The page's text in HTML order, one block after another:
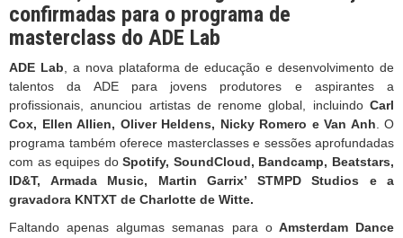
confirmadas para o programa de
masterclass do ADE Lab
ADE Lab , a nova plataforma de educação e desenvolvimento de
talentos da ADE para jovens produtores e aspirantes a
profissionais, anunciou artistas de renome global, incluindo Carl
Cox, Ellen Allien, Oliver Heldens, Nicky Romero e Van Anh . O
programa também oferece masterclasses e sessões aprofundadas
com as equipes doSpotify, SoundCloud, Bandcamp, Beatstars,
ID&T, Armada Music, Martin Garrix’ STMPD Studios e a
gravadora KNTXT de Charlotte de Witte.
Faltando apenas algumas semanas para oAmsterdam Dance